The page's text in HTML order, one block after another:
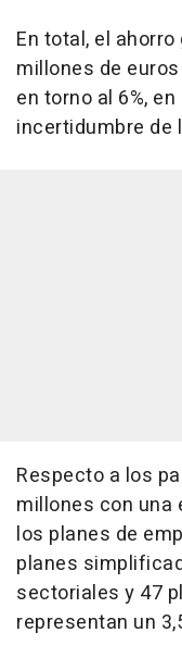
En total, el
millones de
en torno al 6%,
incertidumbre de
Respecto a los
millones con una
los planes de
planes
sectoriales y 47
representan un